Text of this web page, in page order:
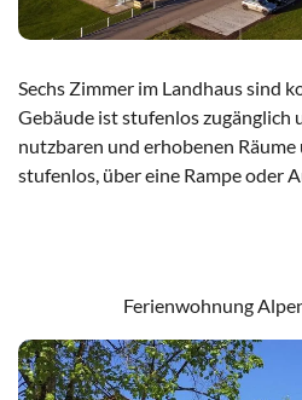
Sechs Zimmer im Landhaus sind
Gebäude ist stufenlos zugänglich
nutzbaren und erhobenen
stufenlos, über eine Rampe oder
Ferienwohnung